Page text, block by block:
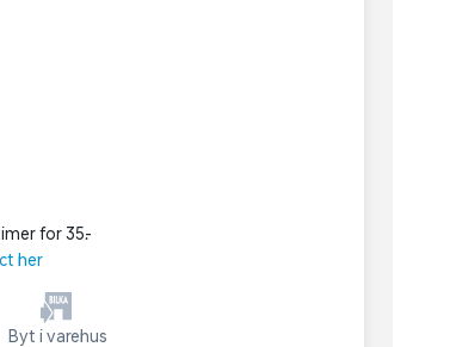
for 35,-
her
Byt i varehus